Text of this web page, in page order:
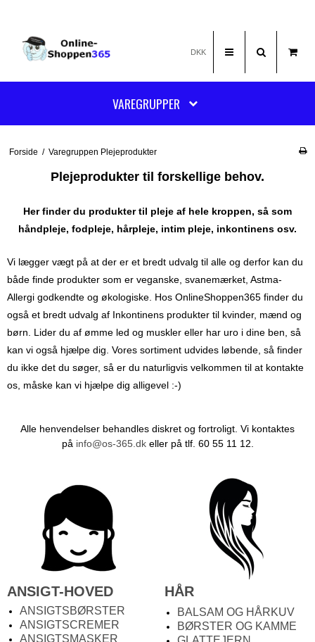
DKK
VAREGRUPPER
Forside / Varegruppen Plejeprodukter
Plejeprodukter til forskellige behov.
Her finder du produkter til pleje af hele kroppen, så som
håndpleje, fodpleje, hårpleje, intim pleje, inkontinens osv.
Vi lægger vægt på at der er et bredt udvalg til alle og derfor kan du
både finde produkter som er veganske, svanemærket, Astma-
Allergi godkendte og økologiske. Hos OnlineShoppen365 finder du
også et bredt udvalg af Inkontinens produkter til kvinder, mænd og
børn. Lider du af ømme led og muskler eller har uro i dine ben, så
kan vi også hjælpe dig. Vores sortiment udvides løbende, så finder
du ikke det du søger, så er du naturligvis velkommen til at kontakte
os, måske kan vi hjælpe dig alligevel :-)
Alle henvendelser behandles diskret og fortroligt. Vi kontaktes
på info@os-365.dkeller på tlf. 60 55 11 12.
ANSIGT-HOVED
ANSIGTSBØRSTER
ANSIGTSCREMER
ANSIGTSMASKER
HÅR
BALSAM OG HÅRKUV
BØRSTER OG KAMME